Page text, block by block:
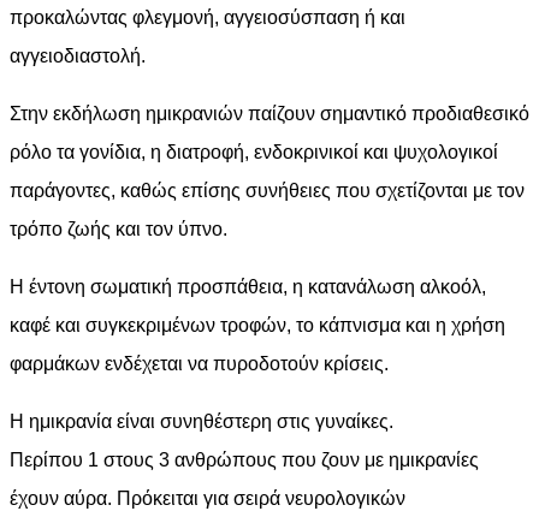
προκαλώντας φλεγμονή, αγγειοσύσπαση ή και
αγγειοδιαστολή.
Στην εκδήλωση ημικρανιών παίζουν σημαντικό προδιαθεσικό
ρόλο τα γονίδια, η διατροφή, ενδοκρινικοί και ψυχολογικοί
παράγοντες, καθώς επίσης συνήθειες που σχετίζονται με τον
τρόπο ζωής και τον ύπνο.
Η έντονη σωματική προσπάθεια, η κατανάλωση αλκοόλ,
καφέ και συγκεκριμένων τροφών, το κάπνισμα και η χρήση
φαρμάκων ενδέχεται να πυροδοτούν κρίσεις.
Η ημικρανία είναι συνηθέστερη στις γυναίκες.
Περίπου 1 στους 3 ανθρώπους που ζουν με ημικρανίες
έχουν αύρα. Πρόκειται για σειρά νευρολογικών